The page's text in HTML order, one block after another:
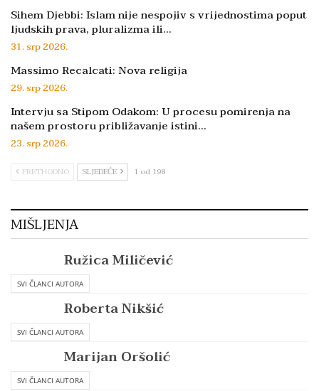
Sihem Djebbi: Islam nije nespojiv s vrijednostima poput
ljudskih prava, pluralizma ili…
31. srp 2026.
Massimo Recalcati: Nova religija
29. srp 2026.
Intervju sa Stipom Odakom: U procesu pomirenja na
našem prostoru približavanje istini…
23. srp 2026.
PRETHODNO SLJEDEĆE 1 od 198
MIŠLJENJA
Ružica Miličević
SVI ČLANCI AUTORA
Roberta Nikšić
SVI ČLANCI AUTORA
Marijan Oršolić
SVI ČLANCI AUTORA